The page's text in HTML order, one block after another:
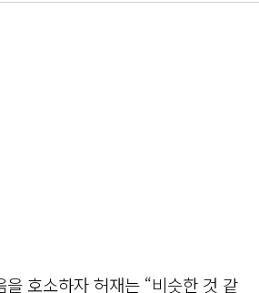
호소하자 허재는 “비슷한 것 같